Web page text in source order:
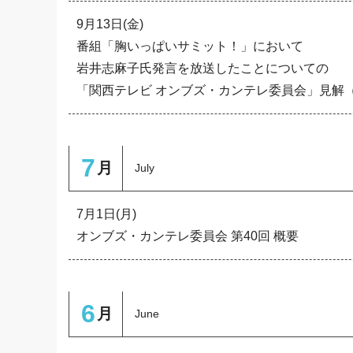
9月13日(金)
番組「胸いっぱいサミット！」において
岩井志麻子氏発言を放送したことについての
「関西テレビ オンブズ・カンテレ委員会」見解
7 月 July
7月1日(月)
オンブズ・カンテレ委員会 第40回 概要
6 月 June